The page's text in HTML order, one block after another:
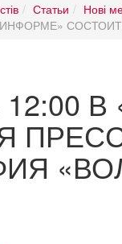
Статьи
Нові